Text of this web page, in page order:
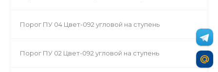
Порог ПУ 04 Цвет-092 угловой на ступень
Порог ПУ 02 Цвет-092 угловой на ступень